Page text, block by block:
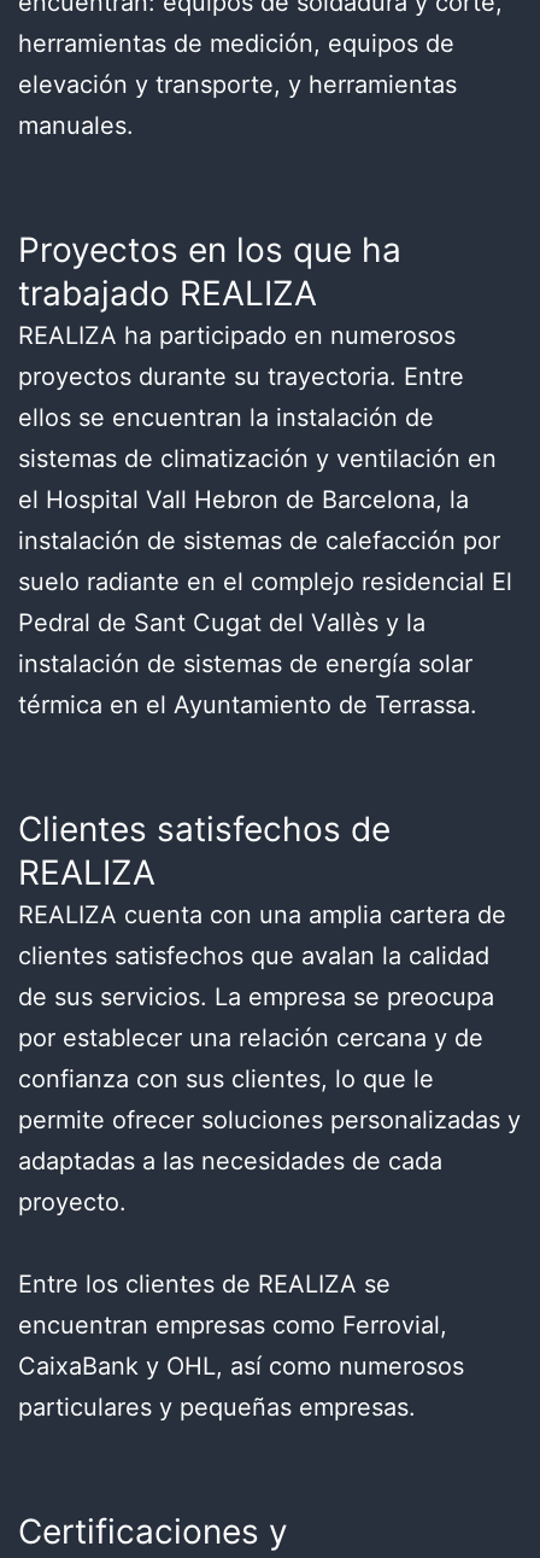
herramientas de medición, equipos de
elevación y transporte, y herramientas
manuales.
Proyectos en los que ha
trabajado REALIZA
REALIZA ha participado en numerosos
proyectos durante su trayectoria. Entre
ellos se encuentran la instalación de
sistemas de climatización y ventilación en
el Hospital Vall Hebron de Barcelona, la
instalación de sistemas de calefacción por
suelo radiante en el complejo residencial El
Pedral de Sant Cugat del Vallès y la
instalación de sistemas de energía solar
térmica en el Ayuntamiento de Terrassa.
Clientes satisfechos de
REALIZA
REALIZA cuenta con una amplia cartera de
clientes satisfechos que avalan la calidad
de sus servicios. La empresa se preocupa
por establecer una relación cercana y de
confianza con sus clientes, lo que le
permite ofrecer soluciones personalizadas y
adaptadas a las necesidades de cada
proyecto.
Entre los clientes de REALIZA se
encuentran empresas como Ferrovial,
CaixaBank y OHL, así como numerosos
particulares y pequeñas empresas.
Certificaciones y